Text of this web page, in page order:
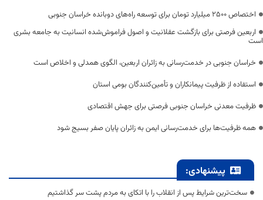
اختصاص 2500 میلیارد تومان برای توسعه راه‌های دوبانده خراسان جنوبی
اربعین فرصتی برای بازگشت عقلانیت و اصول فراموش‌شده انسانیت به جامعه بشری
است
خراسان جنوبی در خدمت‌رسانی به زائران اربعین، الگوی همدلی و اخلاص است
استفاده از ظرفیت پیمانکاران و تأمین‌کنندگان بومی استان
ظرفیت معدنی خراسان جنوبی فرصتی برای جهش اقتصادی
همه ظرفیت‌ها برای خدمت‌رسانی ایمن به زائران پایان صفر بسیج شود
پیشنهادی:
سخت‌ترین شرایط پس از انقلاب را با اتکای به مردم پشت سر گذاشتیم